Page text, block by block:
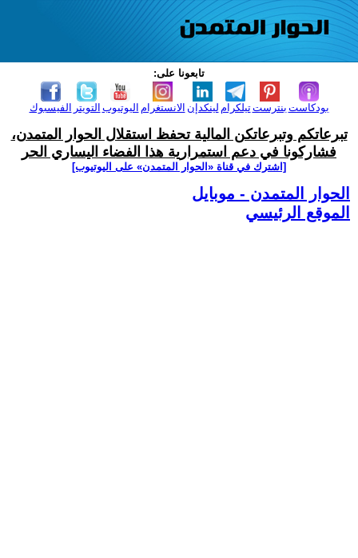
تابعونا على:
الفيسبوك التويتر اليوتيوب الانستغرام لينكدإن تيلكرامبنترست بودكاست
تبرعاتكم وتبرعاتكن المالية تحفظ استقلال الحوار المتمدن،
فشاركونا في دعم استمرارية هذا الفضاء اليساري الحر
[اشترك في قناة ‫«الحوار المتمدن» على اليوتيوب]
الحوار المتمدن - موبايل
الموقع الرئيسي